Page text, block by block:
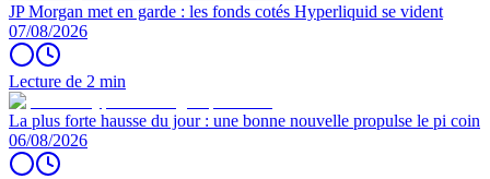
JP Morgan met en garde : les fonds cotés Hyperliquid se vident
07/08/2026
Lecture de 2 min
La plus forte hausse du jour : une bonne nouvelle propulse le pi coin
06/08/2026